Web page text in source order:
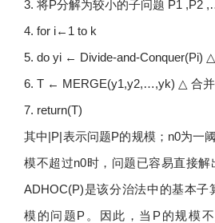
3. 将P分解为较小的子问题 P1 ,P2
4. for i←1 to k
5. do yi ← Divide-and-Conquer(Pi)
6. T ← MERGE(y1,y2,…,yk) △ 合并
7. return(T)
其中|P|表示问题P的规模；n0为一
模不超过n0时，问题已容易直接解
ADHOC(P)是该分治法中的基本子
模的问题P。因此，当P的规模